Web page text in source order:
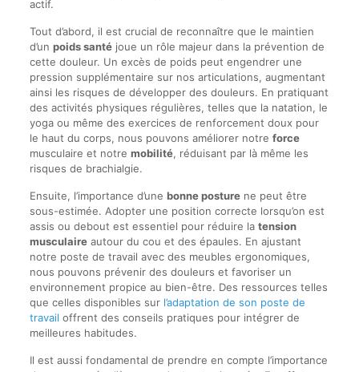
actif.
Tout d’abord, il est crucial de reconnaître que le maintien
d’un poids santéjoue un rôle majeur dans la prévention de
cette douleur. Un excès de poids peut engendrer une
pression supplémentaire sur nos articulations, augmentant
ainsi les risques de développer des douleurs. En pratiquant
des activités physiques régulières, telles que la natation, le
yoga ou même des exercices de renforcement doux pour
le haut du corps, nous pouvons améliorer notre force
musculaire et notre mobilité, réduisant par là même les
risques de brachialgie.
Ensuite, l’importance d’une bonne posturene peut être
sous-estimée. Adopter une position correcte lorsqu’on est
assis ou debout est essentiel pour réduire la tension
musculaireautour du cou et des épaules. En ajustant
notre poste de travail avec des meubles ergonomiques,
nous pouvons prévenir des douleurs et favoriser un
environnement propice au bien-être. Des ressources telles
que celles disponibles sur l’adaptation de son poste de
travail offrent des conseils pratiques pour intégrer de
meilleures habitudes.
Il est aussi fondamental de prendre en compte l’importance